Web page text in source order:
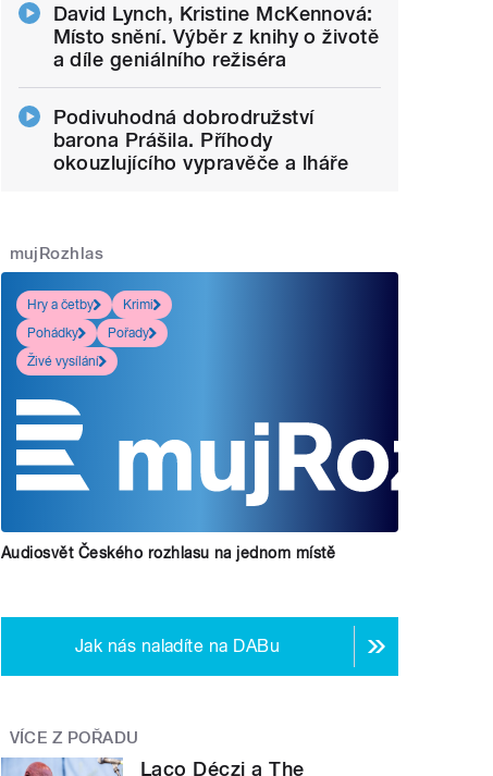
David Lynch, Kristine McKennová:
Místo snění. Výběr z knihy o životě
a díle geniálního režiséra
Podivuhodná dobrodružství
barona Prášila. Příhody
okouzlujícího vypravěče a lháře
mujRozhlas
Hry a četby
Krimi
Pohádky
Pořady
Živé vysílání
Audiosvět Českého rozhlasu na jednom místě
Jak nás naladíte na DABu
VÍCE Z POŘADU
Laco Déczi a The